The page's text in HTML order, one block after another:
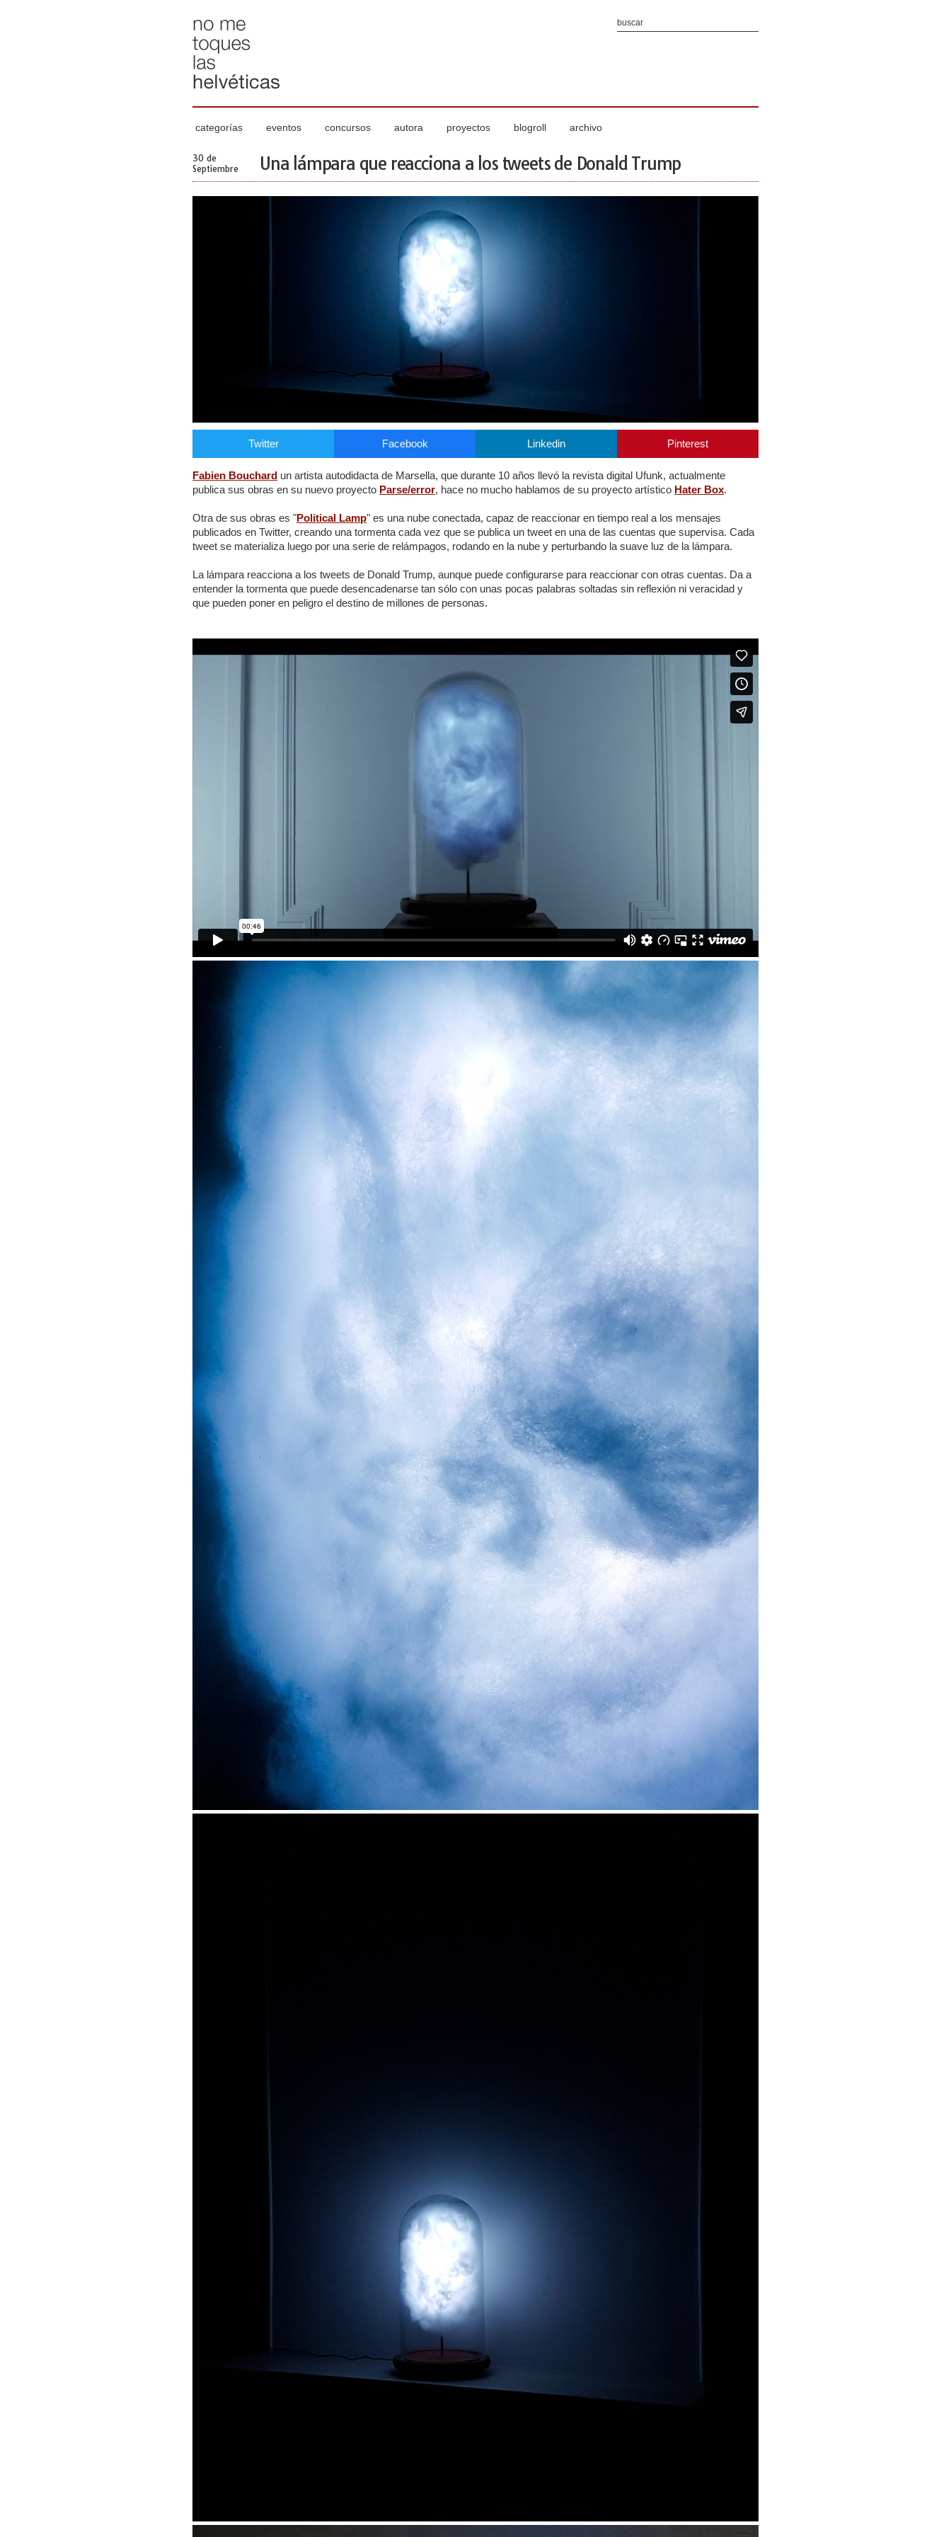
categorías eventos concursos autora proyectos blogroll archivo
30 de
Septiembre
Una lámpara que reacciona a los tweets de Donald Trump
Twitter Facebook Linkedin Pinterest
Fabien Bouchard un artista autodidacta de Marsella, que durante 10 años llevó la revista digital Ufunk, actualmente
publica sus obras en su nuevo proyecto Parse/error, hace no mucho hablamos de su proyecto artístico Hater Box.
Otra de sus obras es "Political Lamp" es una nube conectada, capaz de reaccionar en tiempo real a los mensajes
publicados en Twitter, creando una tormenta cada vez que se publica un tweet en una de las cuentas que supervisa. Cada
tweet se materializa luego por una serie de relámpagos, rodando en la nube y perturbando la suave luz de la lámpara.
La lámpara reacciona a los tweets de Donald Trump, aunque puede configurarse para reaccionar con otras cuentas. Da a
entender la tormenta que puede desencadenarse tan sólo con unas pocas palabras soltadas sin reflexión ni veracidad y
que pueden poner en peligro el destino de millones de personas.